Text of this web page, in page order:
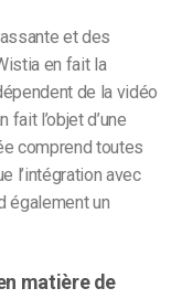
et des
en fait la
de la vidéo
l’objet d’une
comprend toutes
l’intégration avec
également un
matière de